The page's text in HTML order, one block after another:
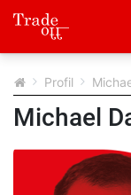
Profil
Michael